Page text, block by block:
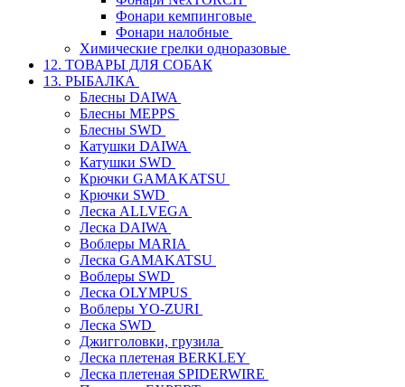
Фонари кемпинговые
Фонари налобные
Химические грелки одноразовые
12. ТОВАРЫ ДЛЯ СОБАК
13. РЫБАЛКА
Блесны DAIWA
Блесны MEPPS
Блесны SWD
Катушки DAIWA
Катушки SWD
Крючки GAMAKATSU
Крючки SWD
Леска ALLVEGA
Леска DAIWA
Воблеры MARIA
Леска GAMAKATSU
Воблеры SWD
Леска OLYMPUS
Воблеры YO-ZURI
Леска SWD
Джигголовки, грузила
Леска плетеная BERKLEY
Леска плетеная SPIDERWIRE